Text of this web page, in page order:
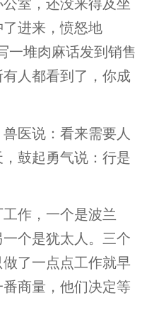
进来，愤怒地
一堆肉麻话发到销售
人都看到了，你成
医说：看来需要人
鼓起勇气说：行是
作，一个是波兰
个是犹太人。三个
了一点点工作就早
商量，他们决定等